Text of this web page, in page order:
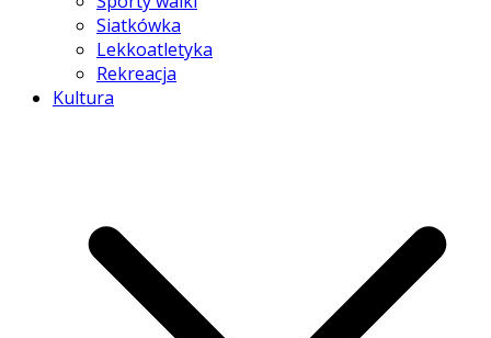
Siatkówka
Lekkoatletyka
Rekreacja
Kultura